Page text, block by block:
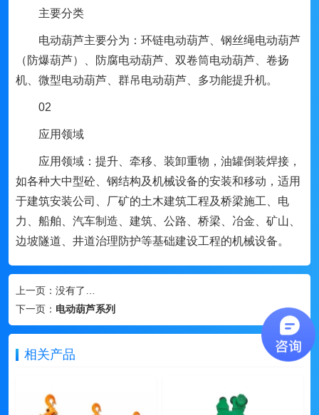
主要分类
电动葫芦主要分为：环链电动葫芦、钢丝绳电动葫芦
（防爆葫芦）、防腐电动葫芦、双卷筒电动葫芦、卷扬
机、微型电动葫芦、群吊电动葫芦、多功能提升机。
02
应用领域
应用领域：提升、牵移、装卸重物，油罐倒装焊接，
如各种大中型砼、钢结构及机械设备的安装和移动，适用
于建筑安装公司、厂矿的土木建筑工程及桥梁施工、电
力、船舶、汽车制造、建筑、公路、桥梁、冶金、矿山、
边坡隧道、井道治理防护等基础建设工程的机械设备。
上一页： 没有了…
下一页： 电动葫芦系列
相关产品